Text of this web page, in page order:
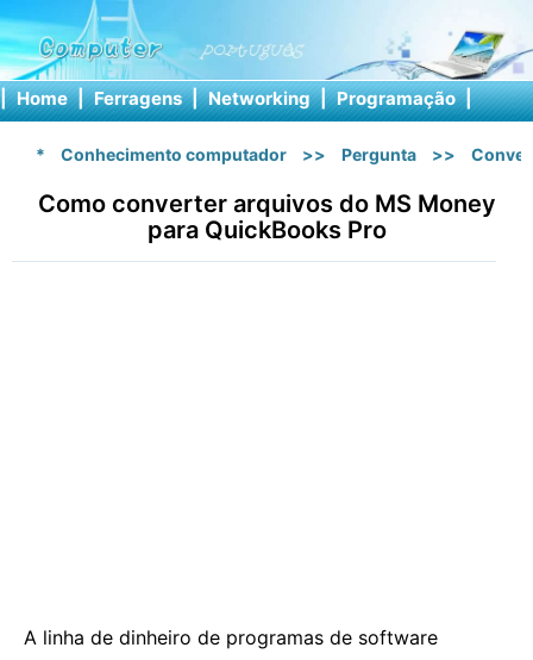
| Home | Ferragens | Networking | Programação |
* Conhecimento computador >> Pergunta >>
Como converter arquivos do MS Money
para QuickBooks Pro
A linha de dinheiro de programas de software